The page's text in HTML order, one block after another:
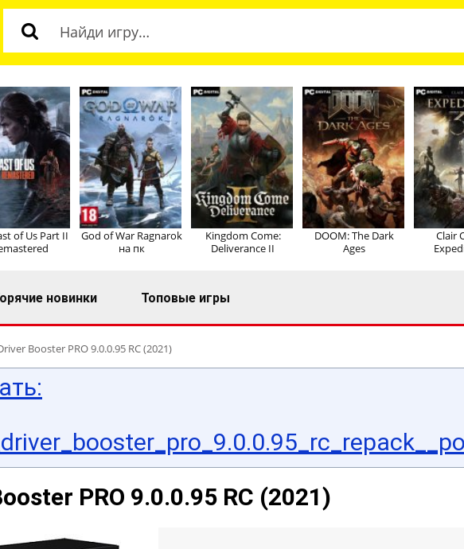
of Us Part II
God of War Ragnarok
на пк
Kingdom Come:
Deliverance II
DOOM: The Dark
Ages
Clair
новинки Топовые игры
Booster PRO 9.0.0.95 RC (2021)
PRO 9.0.0.95 RC (2021)